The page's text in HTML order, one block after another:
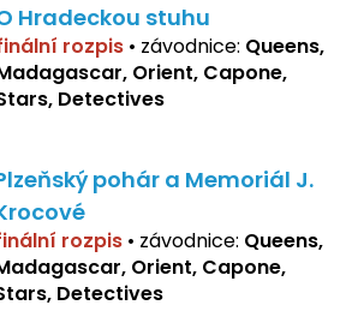
Hradeckou stuhu
rozpis • závodnice: Queens,
Orient, Capone,
Detectives
pohár a Memoriál J.
rozpis • závodnice: Queens,
Orient, Capone,
Detectives